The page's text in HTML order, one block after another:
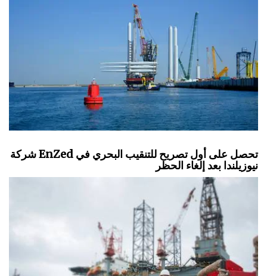
شركة EnZed تحصل على أول تصريح للتنقيب البحري في
نيوزيلندا بعد إلغاء الحظر